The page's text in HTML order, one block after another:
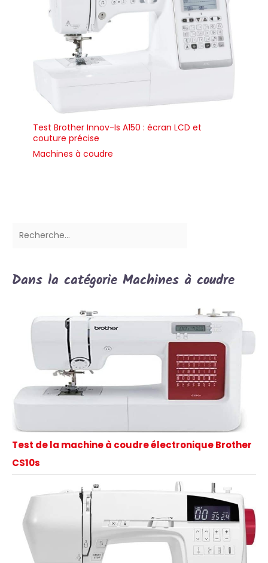
Test Brother Innov-Is A150 : écran LCD et
couture précise
Machines à coudre
Dans la catégorie Machines à coudre
Test de la machine à coudre électronique Brother
CS10s